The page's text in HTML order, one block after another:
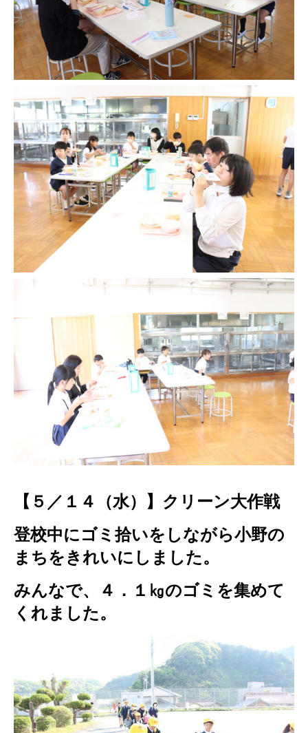
【５／１４（水）】クリーン大作戦
登校中にゴミ拾いをしながら小野の
まちをきれいにしました。
みんなで、４．１㎏のゴミを集めて
くれました。